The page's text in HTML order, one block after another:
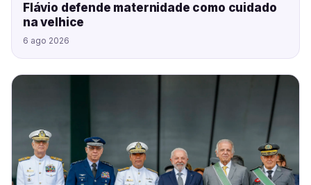
Flávio defende maternidade como cuidado
na velhice
6 ago 2026